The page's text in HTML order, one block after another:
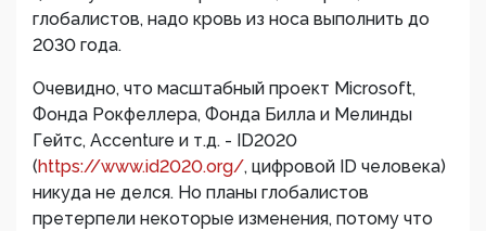
глобалистов, надо кровь из носа выполнить до
2030 года.
Очевидно, что масштабный проект Microsoft,
Фонда Рокфеллера, Фонда Билла и Мелинды
Гейтс, Accenture и т.д. - ID2020
(https://www.id2020.org/, цифровой ID человека)
никуда не делся. Но планы глобалистов
претерпели некоторые изменения, потому что